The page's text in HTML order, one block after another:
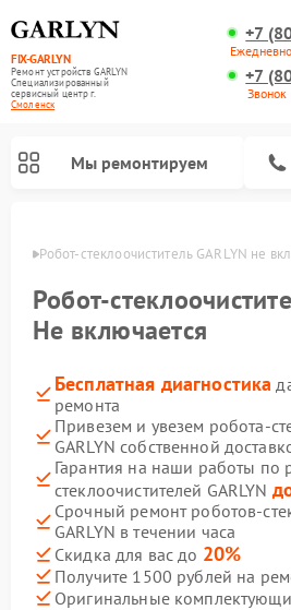
FIX-GARLYN
Ремонт устройств GARLYN
Специализированный
cервисный центр г.
Смоленск
+7
+7
Мы ремонтируем
Робот-стеклоочиститель GARLYN не
Робот-
Не включается
Бесплатная диагностика
ремонта
Привезем и увезем робота-
GARLYN собственной
Гарантия на наши работы по
стеклоочистителей GARLYN
Срочный ремонт роботов-
GARLYN в течении часа
Скидка для вас до 20%
Получите 1500 рублей на
Оригинальные